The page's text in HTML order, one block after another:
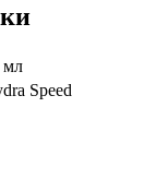
мл
Speed